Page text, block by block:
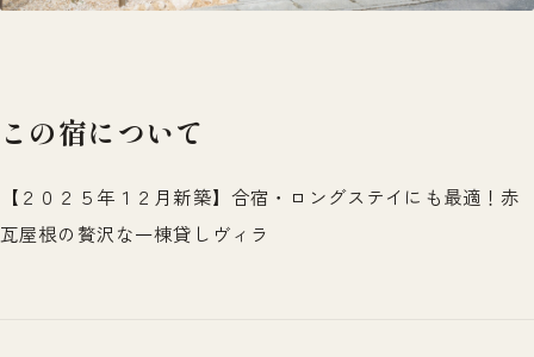
この宿について
【２０２５年１２月新築】合宿・ロングステイにも最適！赤
瓦屋根の贅沢な一棟貸しヴィラ